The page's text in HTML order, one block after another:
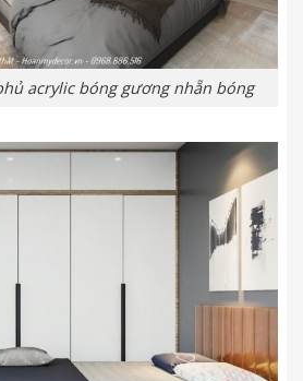
acrylic bóng gương nhẵn bóng